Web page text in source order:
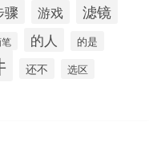
骤 游戏 滤镜
的人 的是
还不 选区